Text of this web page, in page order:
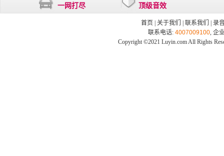
一网打尽
顶级音效
首页 关于我们 联系我们
录
联系电话: 4007009100, 企
Copyright ©2021 Luyin.com All Rights